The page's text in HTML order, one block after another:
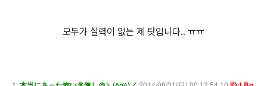
모두가 실력이 없는 제 탓입니다.. ㅠㅠ